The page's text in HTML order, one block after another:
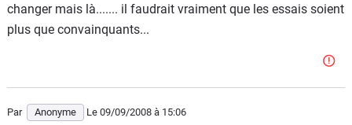
changer mais là....... il faudrait vraiment que les essais soient
plus que convainquants...
Par Anonyme Le 09/09/2008 à 15:06